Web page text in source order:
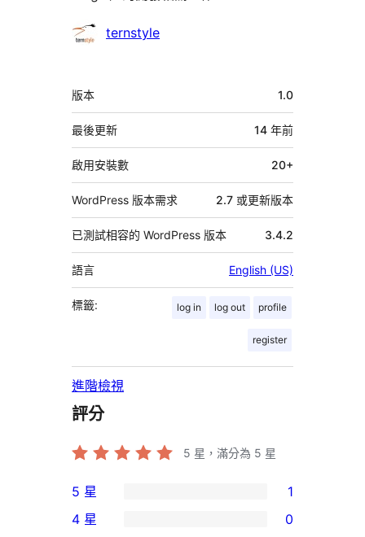
參
ternstyle
中
繼
資
料
版本 1.0
最後更新 14 年前
啟用安裝數 20+
WordPress 版本需求 2.7 或更新版本
已測試相容的 WordPress 版本 3.4.2
語言 English (US)
標籤: log in log out profile
register
進階檢視
評分
5 星，滿分為 5 星
1
個
5 星 1
4 星 0